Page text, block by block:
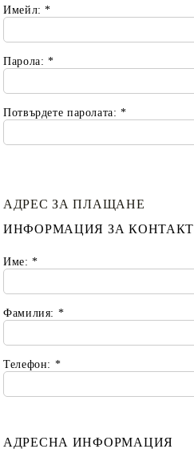
Имейл:*
Парола:*
Потвърдете паролата:*
АДРЕС ЗА ПЛАЩАНЕ
ИНФОРМАЦИЯ ЗА КОНТАКТ
Име:*
Фамилия: *
Телефон: *
АДРЕСНА ИНФОРМАЦИЯ